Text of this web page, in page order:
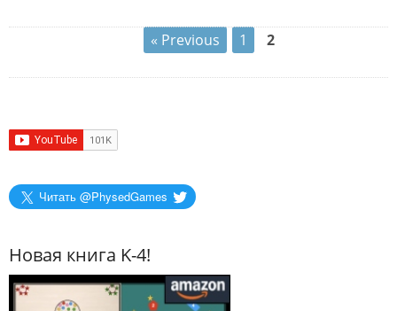
« Previous 1 2
Читать @PhysedGames
Новая книга K-4!